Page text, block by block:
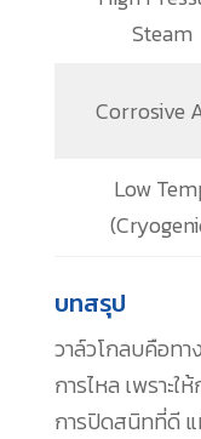
Steam
Corrosive
Low
บทสรุป
วาล์วโกลบคือท
การไหล เพราะ
การปิดสนิทที่ดี แ